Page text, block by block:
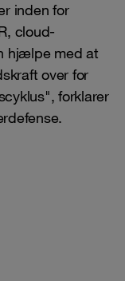
inden for
cloud-
hjælpe med at
over for
forklarer